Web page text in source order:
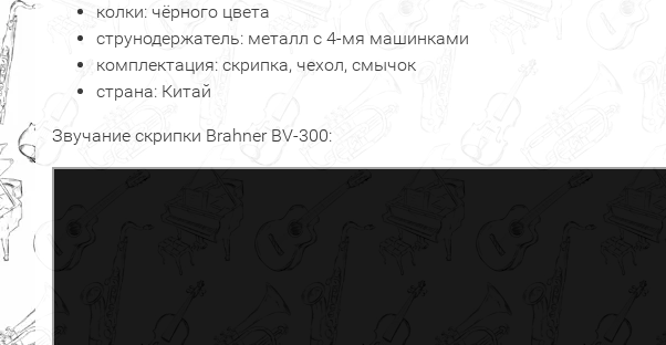
колки: чёрного цвета
струнодержатель: металл с 4-мя машинками
комплектация: скрипка, чехол, смычок
страна: Китай
Звучание скрипки Brahner BV-300: